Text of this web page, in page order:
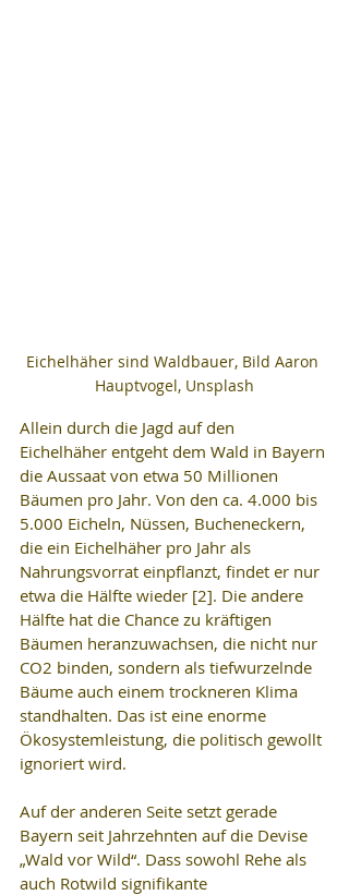
Eichelhäher sind Waldbauer, Bild Aaron
Hauptvogel, Unsplash
Allein durch die Jagd auf den
Eichelhäher entgeht dem Wald in Bayern
die Aussaat von etwa 50 Millionen
Bäumen pro Jahr. Von den ca. 4.000 bis
5.000 Eicheln, Nüssen, Bucheneckern,
die ein Eichelhäher pro Jahr als
Nahrungsvorrat einpflanzt, findet er nur
etwa die Hälfte wieder [2]. Die andere
Hälfte hat die Chance zu kräftigen
Bäumen heranzuwachsen, die nicht nur
CO2 binden, sondern als tiefwurzelnde
Bäume auch einem trockneren Klima
standhalten. Das ist eine enorme
Ökosystemleistung, die politisch gewollt
ignoriert wird.
Auf der anderen Seite setzt gerade
Bayern seit Jahrzehnten auf die Devise
„Wald vor Wild“. Dass sowohl Rehe als
auch Rotwild signifikante